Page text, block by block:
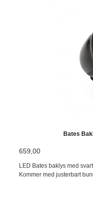
Bates
659,00
LED Bates baklys med
Kommer med justerbart